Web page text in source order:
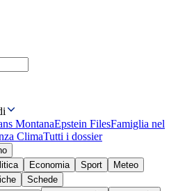
MontanaEpstein FilesFamiglia nel
ClimaTutti i dossier
Economia Sport
Meteo
Schede